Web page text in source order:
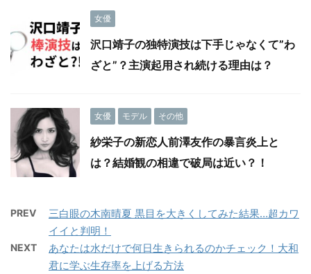
女優
沢口靖子の独特演技は下手じゃなくて”わ
ざと”？主演起用され続ける理由は？
女優 モデル その他
紗栄子の新恋人前澤友作の暴言炎上と
は？結婚観の相違で破局は近い？！
PREV
三白眼の木南晴夏 黒目を大きくしてみた結果…超カワ
イイと判明！
NEXT
あなたは水だけで何日生きられるのかチェック！大和
君に学ぶ生存率を上げる方法